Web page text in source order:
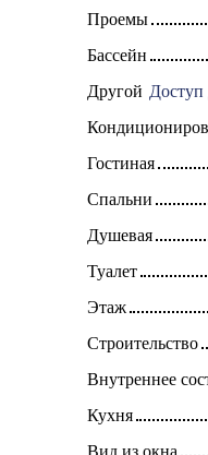
Проемы
Бассейн
Другой
Гостиная
Спальни
Душевая
Туалет
Этаж
Строительство
Внутреннее
Кухня
Вид из окна